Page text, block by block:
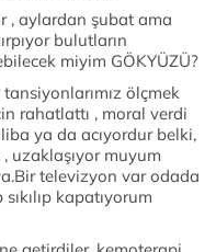
, aylardan şubat ama
bulutların
miyim GÖKYÜZÜ?
ölçmek
rahatlattı , moral verdi
ya da acıyordur belki,
uzaklaşıyor muyum
televizyon var odada
kapatıyorum